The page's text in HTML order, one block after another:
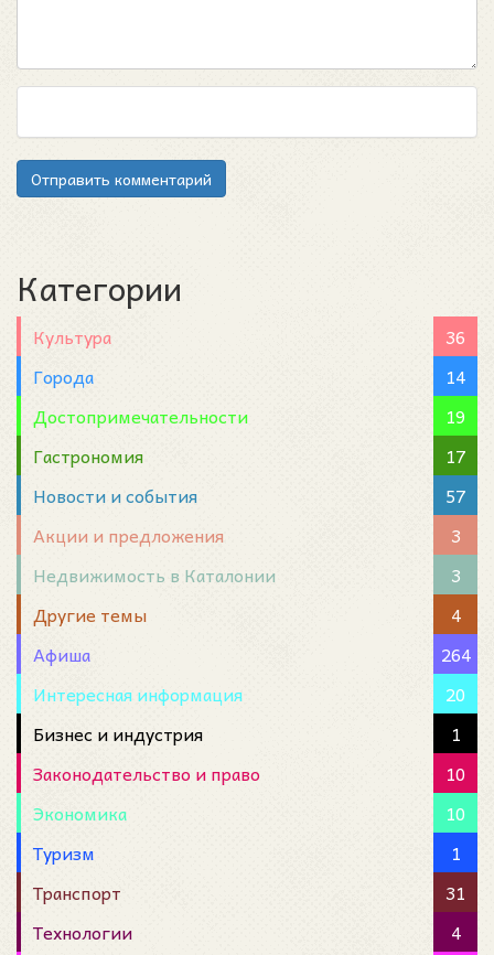
Отправить комментарий
Категории
Культура
36
Города
14
Достопримечательности
19
Гастрономия
17
Новости и события
57
Акции и предложения
3
Недвижимость в Каталонии
3
Другие темы
4
Афиша
264
Интересная информация
20
Бизнес и индустрия
1
Законодательство и право
10
Экономика
10
Туризм
1
Транспорт
31
Технологии
4